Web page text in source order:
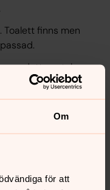
Om
för att
Toalett finns men
detta antal
eller körer
begravningen.
väg i